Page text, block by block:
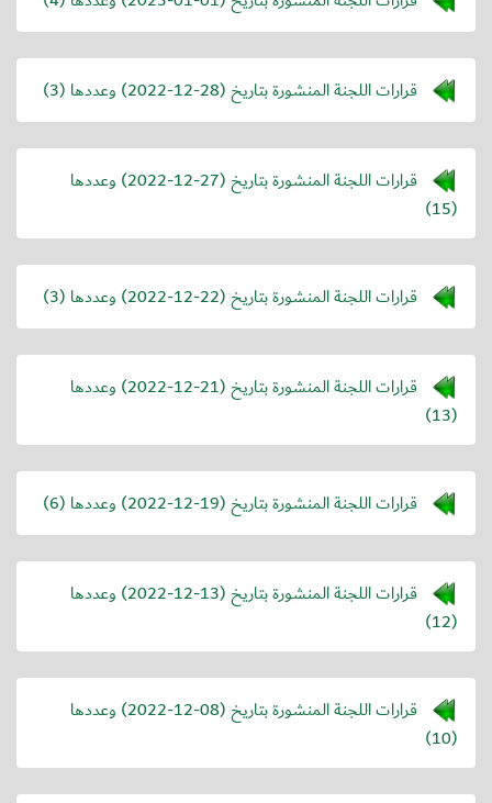
قرارات اللجنة المنشورة بتاريخ (2022-12-28) وعددها (3)
قرارات اللجنة المنشورة بتاريخ (2022-12-27) وعددها
(15)
قرارات اللجنة المنشورة بتاريخ (2022-12-22) وعددها (3)
قرارات اللجنة المنشورة بتاريخ (2022-12-21) وعددها
(13)
قرارات اللجنة المنشورة بتاريخ (2022-12-19) وعددها (6)
قرارات اللجنة المنشورة بتاريخ (2022-12-13) وعددها
(12)
قرارات اللجنة المنشورة بتاريخ (2022-12-08) وعددها
(10)